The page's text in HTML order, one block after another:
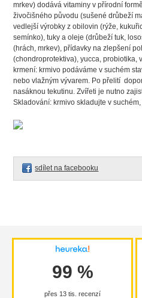
mrkev) dodává vitaminy v přírodní
živočišného původu (sušené drůbeží
vedlejší výrobky z obilovin (rýže,
semínko), tuky a oleje (drůbeží tuk,
(hrách, mrkev), přídavky na zlepšení
(chondroprotektiva), yucca, probiotika,
krmení: krmivo podáváme v suchém
nebo vlažným vývarem. Po přelití
nasáknou tekutinu. Zvířeti je nutno
Skladování: krmivo skladujte v
sdílet na facebooku
99 %
přes 13 tis. recenzí